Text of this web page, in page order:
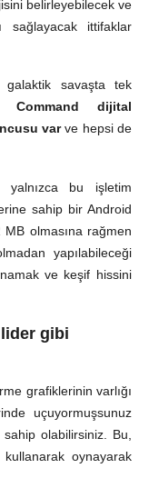
belirleyebilecek ve
sağlayacak ittifaklar
savaşta tek
dijital
varve hepsi de
yalnızca bu işletim
sahip bir Android
olmasına rağmen
yapılabileceği
ve keşif hissini
gibi
grafiklerinin varlığı
uçuyormuşsunuz
olabilirsiniz. Bu,
kullanarak oynayarak